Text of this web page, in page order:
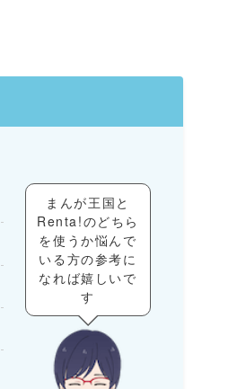
まんが王国と
Renta!のどちら
を使うか悩んで
いる方の参考に
なれば嬉しいで
す